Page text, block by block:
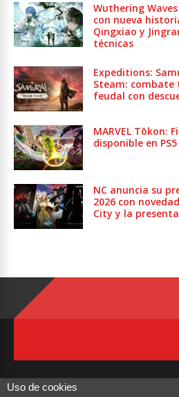
Wuthering
con nueva
Qingxiao y
técnicas
Expeditions:
Steam: combate
feudal con
MARVEL Tōkon:
disponible en PS5
NC anuncia su
2026 con
City y la
Uso de cookies